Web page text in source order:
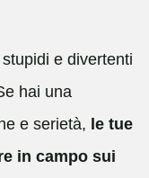
e divertenti
hai una
e serietà, le tue
in campo sui